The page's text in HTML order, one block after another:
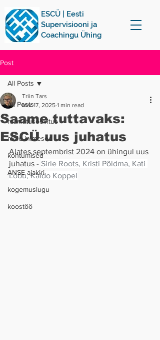
ESCÜ | Eesti
Supervisiooni ja
Coachingu Ühing
Post
All Posts
raamatusoovitus
meie inimesed
kohtumised
ANSE ajakiri
kogemuslugu
koostöö
All Posts
Saame tuttavaks:
ESCÜ uus juhatus
Triin Tars
Mar 17, 2025 1 min read
Alates septembrist 2024 on ühingul uus
juhatus - Sirle Roots, Kristi Põldma, Kati
Lõbu, Kaido Koppel